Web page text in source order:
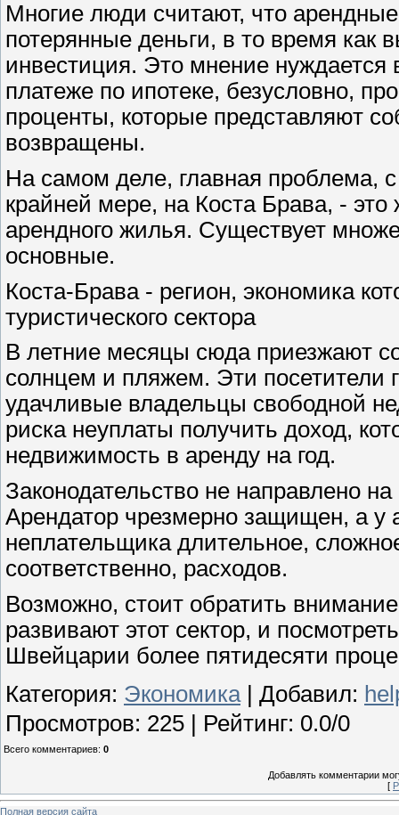
Многие люди считают, что
потерянные деньги, в то время как
инвестиция. Это мнение
платеже по ипотеке, безусловно,
проценты, которые представляют
возвращены.
На самом деле, главная проблема,
крайней мере, на Коста Брава, - это
арендного жилья. Существует
основные.
Коста-Брава - регион, экономика
туристического сектора
В летние месяцы сюда приезжают
солнцем и пляжем. Эти посетители
удачливые владельцы свободной
риска неуплаты получить доход,
недвижимость в аренду на год.
Законодательство не направлено
Арендатор чрезмерно защищен, а у
неплательщика длительное,
соответственно, расходов.
Возможно, стоит обратить
развивают этот сектор, и
Швейцарии более пятидесяти
Категория: Экономика| Добавил:
Просмотров: 225 Рейтинг: 0.0/0
Всего комментариев: 0
Добавлять комментарии
[
Полная версия сайта